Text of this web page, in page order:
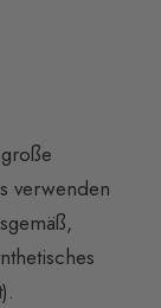
verwenden